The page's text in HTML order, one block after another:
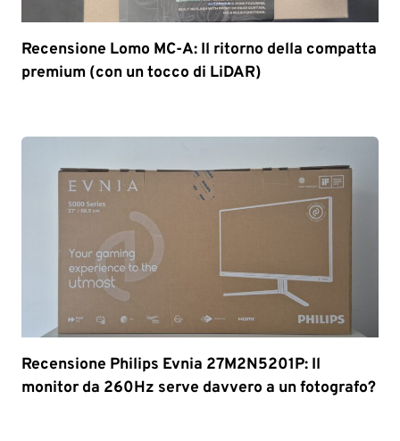
Recensione Lomo MC-A: Il ritorno della compatta
premium (con un tocco di LiDAR)
Recensione Philips Evnia 27M2N5201P: Il
monitor da 260Hz serve davvero a un fotografo?